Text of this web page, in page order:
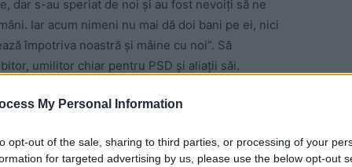
My Personal Information
opt-out of the sale, sharing to third parties, or processing of your
for targeted advertising by us, please use the below opt-out
dar s-au speriat de noi şi au fost nevoiţi să ne
Iar acum nimeni nu mai dă doi bani pe ei, nici
împotriva noastră şi mâine cu noi”. Să
umilitor chiar pentru PSD şi aliaţii săi.
Klaus Iohannis-Ludovic Orban este unul foarte abil
politică slabă, fără forţa de a schimba ceva